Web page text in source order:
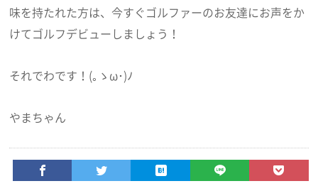
味を持たれた方は、今すぐゴルファーのお友達にお声をか
けてゴルフデビューしましょう！
それでわです！(｡ゝω･)ﾉ
やまちゃん